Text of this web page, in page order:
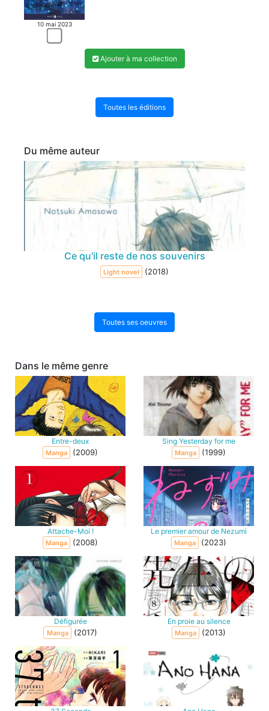
10 mai 2023
Ajouter à ma collection
Toutes les éditions
Du même auteur
Ce qu'il reste de nos souvenirs
Light novel (2018)
Toutes ses oeuvres
Dans le même genre
Entre-deux
Manga (2009)
Sing Yesterday for me
Manga (1999)
Attache-Moi !
Manga (2008)
Le premier amour de Nezumi
Manga (2023)
Défigurée
Manga (2017)
En proie au silence
Manga (2013)